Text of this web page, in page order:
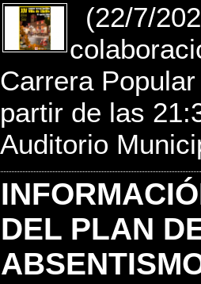
(22/7/
Carrera
partir de las
Auditorio
DEL PLAN